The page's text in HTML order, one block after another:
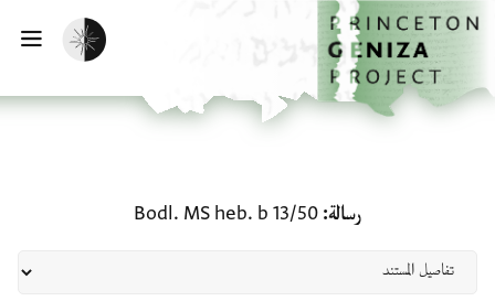
إلى المحتوى الرئيسي
الرئيسية
تفعيل الوضع المظلم
رسالة Bodl. MS heb. b 13/50